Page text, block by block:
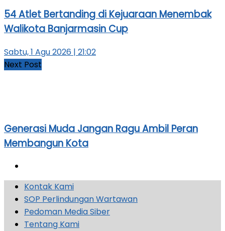
54 Atlet Bertanding di Kejuaraan Menembak
Walikota Banjarmasin Cup
Sabtu, 1 Agu 2026 | 21:02
Next Post
Generasi Muda Jangan Ragu Ambil Peran
Membangun Kota
Kontak Kami
SOP Perlindungan Wartawan
Pedoman Media Siber
Tentang Kami